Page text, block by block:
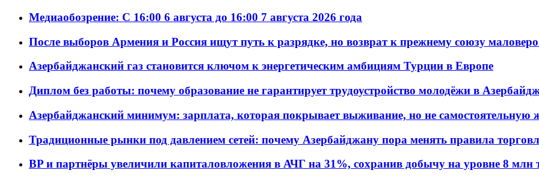
Медиаобозрение: С 16:00 6 августа до 16:00 7 августа 2026 года
После выборов Армения и Россия ищут путь к разрядке, но возврат к прежнему союзу
Азербайджанский газ становится ключом к энергетическим амбициям Турции в Европе
Диплом без работы: почему образование не гарантирует трудоустройство молодёжи в
Азербайджанский минимум: зарплата, которая покрывает выживание, но не самостоятельную
Традиционные рынки под давлением сетей: почему Азербайджану пора менять правила
BP и партнёры увеличили капиталовложения в АЧГ на 31%, сохранив добычу на уровне 8 млн